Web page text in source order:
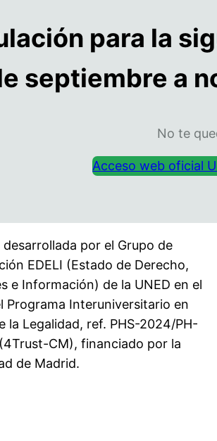
para la
septiembre a
No te
Acceso web oficial
por el Grupo de
EDELI (Estado de Derecho,
e Información) de la UNED en el
Programa Interuniversitario en
la Legalidad, ref. PHS-2024/PH-
CM), financiado por la
de Madrid.